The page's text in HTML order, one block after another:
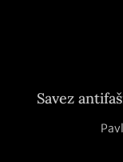
Savez